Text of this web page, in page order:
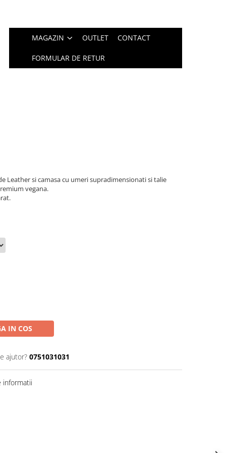
MAGAZIN OUTLET CONTACT
FORMULAR DE RETUR
Leather si camasa cu umeri supradimensionati si talie
vegana.
IN COS
ajutor? 0751031031
informatii